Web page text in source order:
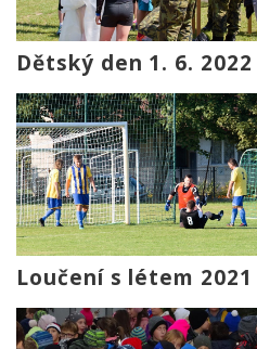
Dětský den 1. 6. 2022
Loučení s létem 2021